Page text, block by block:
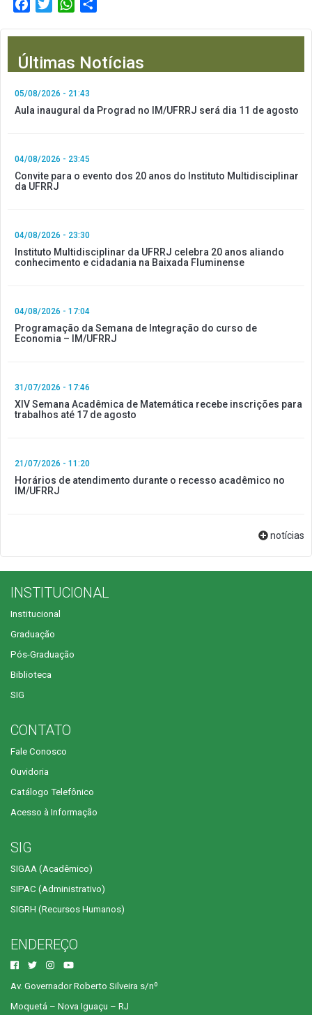
FacebookTwitterWhatsApp
Últimas Notícias
05/08/2026 - 21:43
Aula inaugural da Prograd no IM/UFRRJ será dia 11 de agosto
04/08/2026 - 23:45
Convite para o evento dos 20 anos do Instituto Multidisciplinar
da UFRRJ
04/08/2026 - 23:30
Instituto Multidisciplinar da UFRRJ celebra 20 anos aliando
conhecimento e cidadania na Baixada Fluminense
04/08/2026 - 17:04
Programação da Semana de Integração do curso de
Economia – IM/UFRRJ
31/07/2026 - 17:46
XIV Semana Acadêmica de Matemática recebe inscrições para
trabalhos até 17 de agosto
21/07/2026 - 11:20
Horários de atendimento durante o recesso acadêmico no
IM/UFRRJ
notícias
INSTITUCIONAL
Institucional
Graduação
Pós-Graduação
Biblioteca
SIG
CONTATO
Fale Conosco
Ouvidoria
Catálogo Telefônico
Acesso à Informação
SIG
SIGAA (Acadêmico)
SIPAC (Administrativo)
SIGRH (Recursos Humanos)
ENDEREÇO
Av. Governador Roberto Silveira s/nº
Moquetá – Nova Iguaçu – RJ